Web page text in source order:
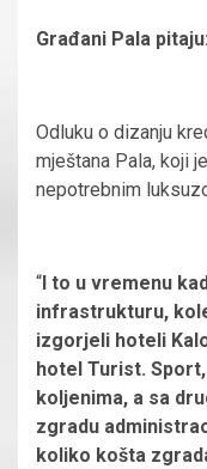
Građani Pala
Odluku o dizanju
mještana Pala, koji
nepotrebnim
“ I to u vremenu
infrastrukturu,
izgorjeli hoteli
hotel Turist.
koljenima, a sa
zgradu
koliko košta